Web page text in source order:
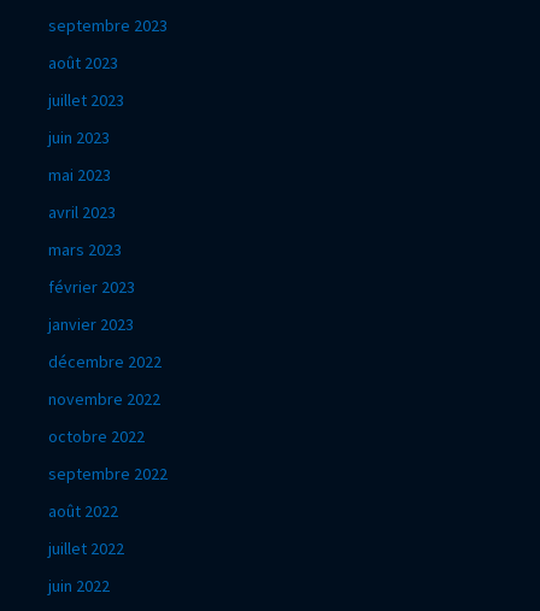
septembre 2023
août 2023
juillet 2023
juin 2023
mai 2023
avril 2023
mars 2023
février 2023
janvier 2023
décembre 2022
novembre 2022
octobre 2022
septembre 2022
août 2022
juillet 2022
juin 2022